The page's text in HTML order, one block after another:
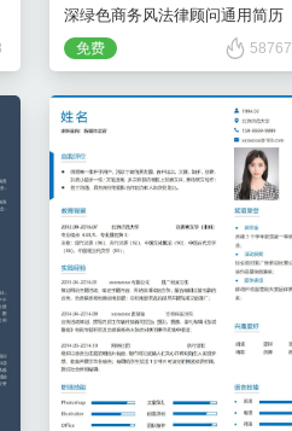
深绿色商务风法律顾问通用简历
免费 58767